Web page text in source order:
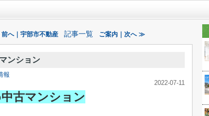
へ｜宇部市不動産 記事一覧 ご案内｜次へ ≫
ンション
報
2022-07-11
古マンション